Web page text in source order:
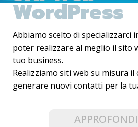
WordPress
Abbiamo scelto di specializzarci
poter realizzare al meglio il sito
tuo business.
Realizziamo siti web su misura il
generare nuovi contatti per la